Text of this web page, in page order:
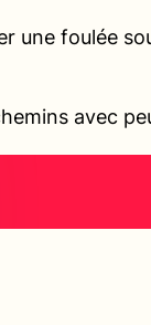
une foulée
avec